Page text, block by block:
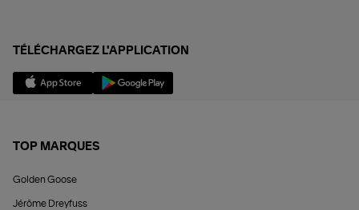
TÉLÉCHARGEZ L'APPLICATION
TOP MARQUES
Golden Goose
Jérôme Dreyfuss